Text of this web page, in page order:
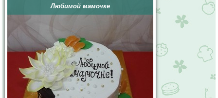
Любимой мамочке